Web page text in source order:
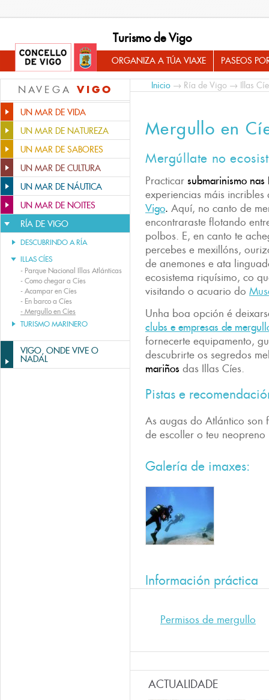
Turismo de Vigo
ORGANIZA A TÚA VIAXE PASEOS
NAVEGA VIGO
UN MAR DE VIDA
UN MAR DE NATUREZA
UN MAR DE SABORES
UN MAR DE CULTURA
UN MAR DE NÁUTICA
UN MAR DE NOITES
RÍA DE VIGO
DESCUBRINDO A RÍA
ILLAS CÍES
- Parque Nacional Illas Atlánticas
- Como chegar a Cíes
- Acampar en Cíes
- En barco a Cíes
- Mergullo en Cíes
TURISMO MARINERO
VIGO, ONDE VIVE O
NADAL
Inicio → Ría de Vigo → Illas
Mergullo en
Mergúllate no
Practicar submarinismo
experiencias máis
Vigo. Aquí, no canto de
encontraraste flotando
polbos. E, en canto te
percebes e mexillóns,
de anemones e ata
ecosistema riquísimo, co
visitando o acuario do
Unha boa opción é
clubs e empresas de
fornecerte equipamento,
descubrirte os segredos
mariños das Illas Cíes.
Pistas e
As augas do Atlántico son
de escoller o teu
Galería de imaxes:
Información práctica
Permisos de mergullo
ACTUALIDADE